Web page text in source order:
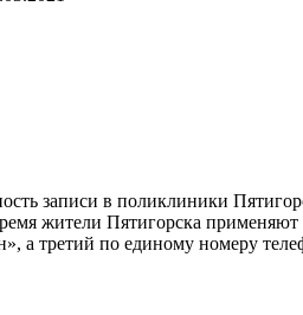
записи в поликлиники
жители Пятигорска
а третий по единому номеру